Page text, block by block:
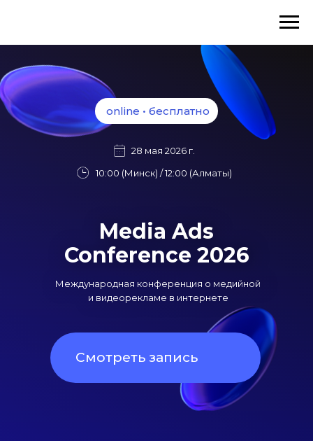
Media Ads
Conference 2026
Международная конференция о медийной
и видеорекламе в интернете
Смотреть запись
online • бесплатно
28 мая 2026 г.
10:00 (Минск) / 12:00 (Алматы)